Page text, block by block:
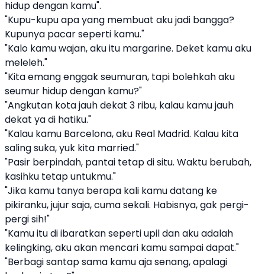
hidup dengan kamu".
"Kupu-kupu apa yang membuat aku jadi bangga?
Kupunya pacar seperti kamu."
"Kalo kamu wajan, aku itu margarine. Deket kamu aku
meleleh."
"Kita emang enggak seumuran, tapi bolehkah aku
seumur hidup dengan kamu?"
"Angkutan kota jauh dekat 3 ribu, kalau kamu jauh
dekat ya di hatiku."
"Kalau kamu Barcelona, aku Real Madrid. Kalau kita
saling suka, yuk kita married."
"Pasir berpindah, pantai tetap di situ. Waktu berubah,
kasihku tetap untukmu."
"Jika kamu tanya berapa kali kamu datang ke
pikiranku, jujur saja, cuma sekali. Habisnya, gak pergi-
pergi sih!"
"Kamu itu di ibaratkan seperti upil dan aku adalah
kelingking, aku akan mencari kamu sampai dapat."
"Berbagi santap sama kamu aja senang, apalagi